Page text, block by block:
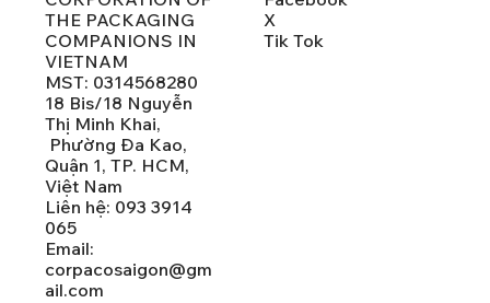
THE PACKAGING
COMPANIONS IN
VIETNAM
MST: 0314568280
18 Bis/18 Nguyễn
Thị Minh Khai,
Phường Đa Kao,
Quận 1, TP. HCM,
Việt Nam
Liên hệ: 093 3914
065
Email:
corpacosaigon@gm
ail.com
X
Tik Tok